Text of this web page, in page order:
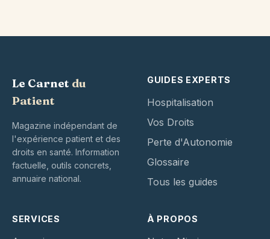
Le Carnet du
Patient
Magazine indépendant de
l'expérience patient et des
droits en santé. Information
factuelle, outils concrets,
annuaire national.
GUIDES EXPERTS
Hospitalisation
Vos Droits
Perte d'Autonomie
Glossaire
Tous les guides
SERVICES À PROPOS